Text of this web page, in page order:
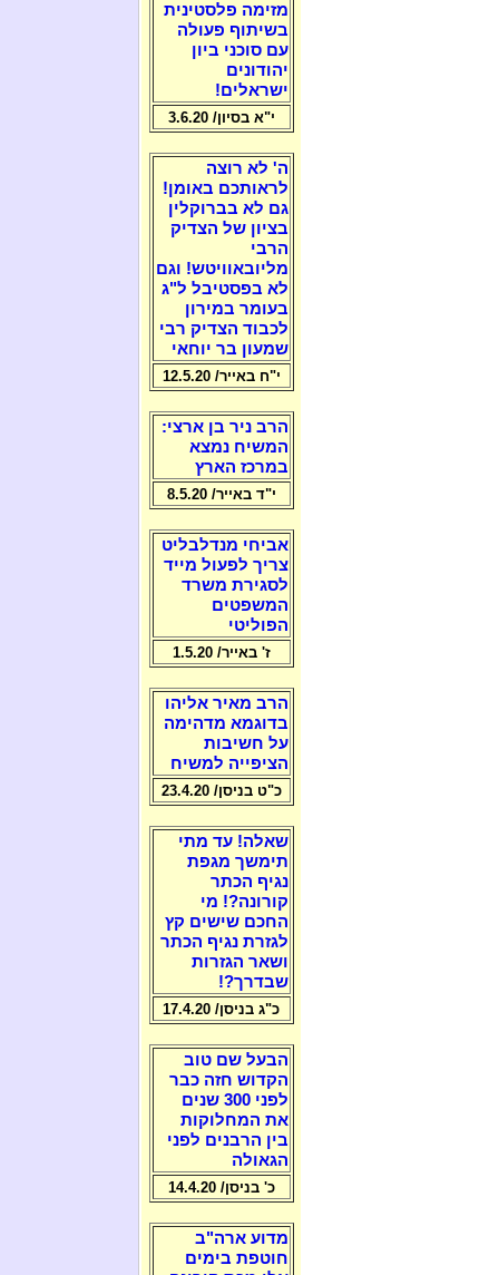
מזימה פלסטינית
בשיתוף פעולה
עם סוכני ביון
יהודונים
ישראלים!
י"א בסיון/ 3.6.20
ה' לא רוצה
לראותכם באומן!
גם לא בברוקלין
בציון של הצדיק
הרבי
מליובאוויטש! וגם
לא בפסטיבל ל"ג
בעומר במירון
לכבוד הצדיק רבי
שמעון בר יוחאי
י"ח באייר/ 12.5.20
הרב ניר בן ארצי:
המשיח נמצא
במרכז הארץ
י"ד באייר/ 8.5.20
אביחי מנדלבליט
צריך לפעול מייד
לסגירת משרד
המשפטים
הפוליטי
ז' באייר/ 1.5.20
הרב מאיר אליהו
בדוגמא מדהימה
על חשיבות
הציפייה למשיח
כ"ט בניסן/ 23.4.20
שאלה! עד מתי
תימשך מגפת
נגיף הכתר
קורונה?! מי
החכם שישים קץ
לגזרת נגיף הכתר
ושאר הגזרות
שבדרך?!
כ"ג בניסן/ 17.4.20
הבעל שם טוב
הקדוש חזה כבר
לפני 300 שנים
את המחלוקות
בין הרבנים לפני
הגאולה
כ' בניסן/ 14.4.20
מדוע ארה"ב
חוטפת בימים